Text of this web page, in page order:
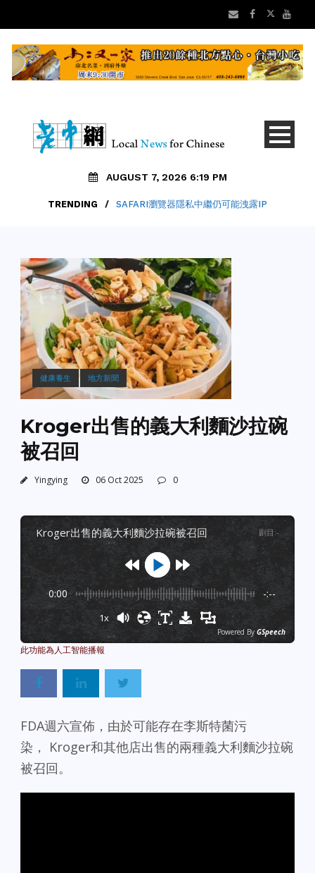
AUGUST 7, 2026 6:19 PM
TRENDING / SAFARI瀏覽器隱私中繼仍可能洩露IP
健康養生 地方新聞
Kroger出售的義大利麵沙拉碗
被召回
Yingying 06 Oct 2025 0
kroger出售的義大利麵沙拉碗被召回 剧目 :-
0:00 -:--
1x
Powered By GSpeech
FDA週六宣佈，由於可能存在李斯特菌污
染， Kroger和其他店出售的兩種義大利麵沙拉碗
被召回。